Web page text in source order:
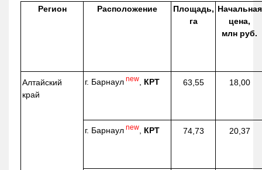
Регион Расположение
Площадь,
га
Начальная
цена,
млн руб.
Алтайский
край
г. Барнаул new, КРТ 63,55 18,00
г. Барнаул new, КРТ 74,73 20,37